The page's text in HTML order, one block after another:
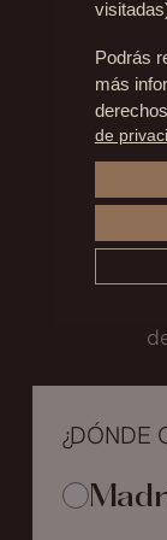
¿DÓNDE
Podrás
más
de